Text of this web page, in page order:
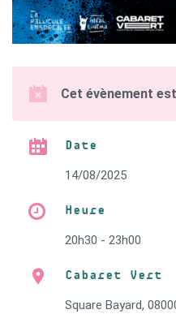
Cet évènement
Date
14/08/2025
Heure
20h30 - 23h00
Cabaret Vert
Square Bayard,